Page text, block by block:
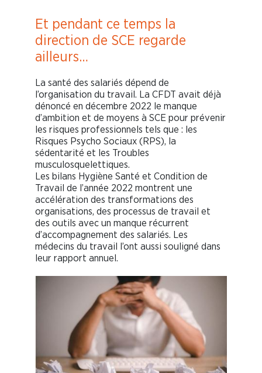
Et pendant ce temps la
direction de SCE regarde
ailleurs…
La santé des salariés dépend de
l’organisation du travail. La CFDT avait déjà
dénoncé en décembre 2022 le manque
d’ambition et de moyens à SCE pour prévenir
les risques professionnels tels que : les
Risques Psycho Sociaux (RPS), la
sédentarité et les Troubles
musculosquelettiques.
Les bilans Hygiène Santé et Condition de
Travail de l’année 2022 montrent une
accélération des transformations des
organisations, des processus de travail et
des outils avec un manque récurrent
d’accompagnement des salariés. Les
médecins du travail l’ont aussi souligné dans
leur rapport annuel.